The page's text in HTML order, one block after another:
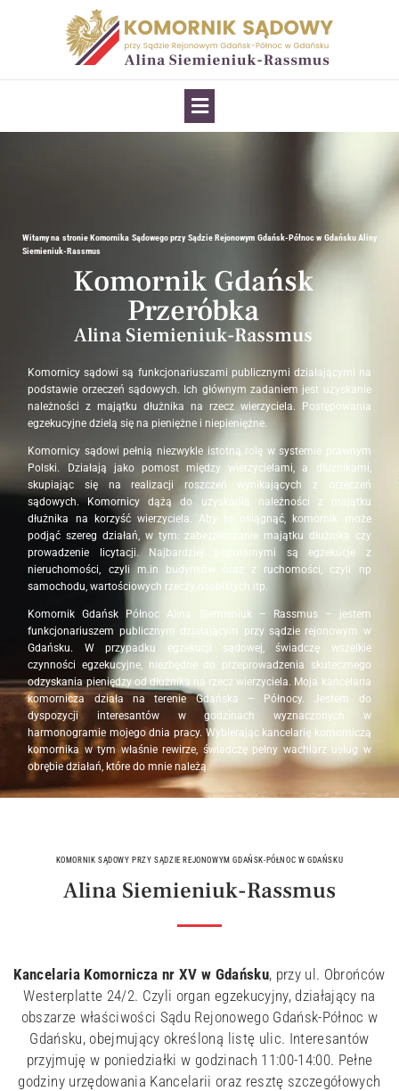
Witamy na stronie Komornika Sądowego przy Sądzie Rejonowym Gdańsk-Północ w Gdańsku Aliny
Siemieniuk-Rassmus
Komornik Gdańsk
Przeróbka
Alina Siemieniuk-Rassmus
Komornicy sądowi są funkcjonariuszami publicznymi działającymi na
podstawie orzeczeń sądowych. Ich głównym zadaniem jest uzyskanie
należności z majątku dłużnika na rzecz wierzyciela. Postępowania
egzekucyjne dzielą się na pieniężne i niepieniężne.
Komornicy sądowi pełnią niezwykle istotną rolę w systemie prawnym
Polski. Działają jako pomost między wierzycielami, a dłużnikami,
skupiając się na realizacji roszczeń wynikających z orzeczeń
sądowych. Komornicy dążą do uzyskania należności z majątku
dłużnika na korzyść wierzyciela. Aby to osiągnąć, komornik może
podjąć szereg działań, w tym: zabezpieczanie majątku dłużnika czy
prowadzenie licytacji. Najbardziej popularnymi są egzekucje z
nieruchomości, czyli m.in budynków oraz z ruchomości, czyli np
samochodu, wartościowych rzeczy osobistych itp.
Komornik Gdańsk Północ Alina Siemieniuk – Rassmus – jestem
funkcjonariuszem publicznym działającym przy sądzie rejonowym w
Gdańsku. W przypadku egzekucji sądowej, świadczę wszelkie
czynności egzekucyjne, niezbędne do przeprowadzenia skutecznego
odzyskania pieniędzy od dłużnika na rzecz wierzyciela. Moja kancelaria
komornicza działa na terenie Gdańska – Północy. Jestem do
dyspozycji interesantów w godzinach wyznaczonych w
harmonogramie mojego dnia pracy. Wybierając kancelarię komorniczą
komornika w tym właśnie rewirze, świadczę pełny wachlarz usług w
obrębie działań, które do mnie należą.
KOMORNIK SĄDOWY PRZY SĄDZIE REJONOWYM GDAŃSK-PÓŁNOC W GDAŃSKU
Alina Siemieniuk-Rassmus
Kancelaria Komornicza nr XV w Gdańsku, przy ul. Obrońców
Westerplatte 24/2. Czyli organ egzekucyjny, działający na
obszarze właściwości Sądu Rejonowego Gdańsk-Północ w
Gdańsku, obejmujący określoną listę ulic. Interesantów
przyjmuję w poniedziałki w godzinach 11:00-14:00. Pełne
godziny urzędowania Kancelarii oraz resztę szczegółowych